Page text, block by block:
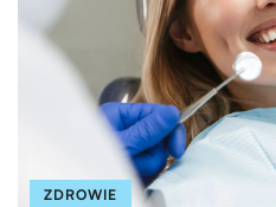
ZDROWIE